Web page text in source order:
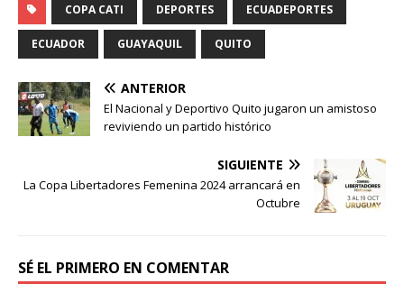
COPA CATI DEPORTES ECUADEPORTES
ECUADOR GUAYAQUIL QUITO
ANTERIOR
El Nacional y Deportivo Quito jugaron un amistoso
reviviendo un partido histórico
SIGUIENTE
La Copa Libertadores Femenina 2024 arrancará en
Octubre
SÉ EL PRIMERO EN COMENTAR